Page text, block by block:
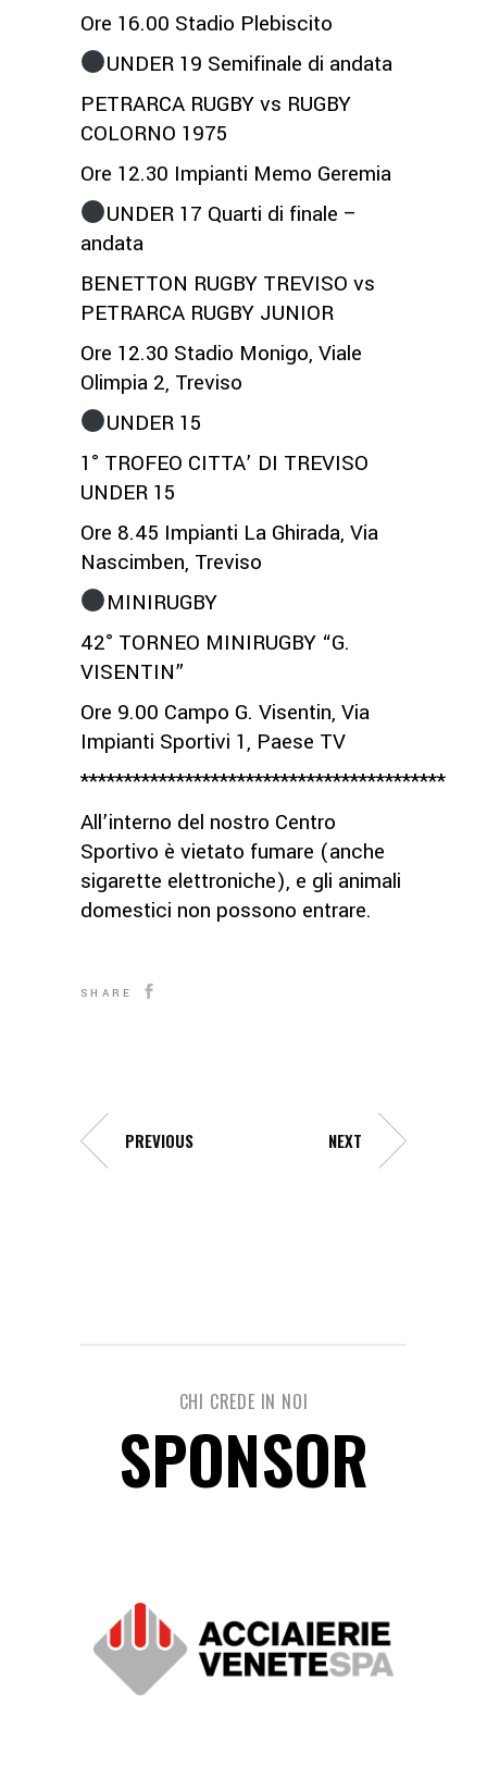
Ore 16.00 Stadio Plebiscito
UNDER 19 Semifinale di andata
PETRARCA RUGBY vs RUGBY
COLORNO 1975
Ore 12.30 Impianti Memo Geremia
UNDER 17 Quarti di finale –
andata
BENETTON RUGBY TREVISO vs
PETRARCA RUGBY JUNIOR
Ore 12.30 Stadio Monigo, Viale
Olimpia 2, Treviso
UNDER 15
1° TROFEO CITTA’ DI TREVISO
UNDER 15
Ore 8.45 Impianti La Ghirada, Via
Nascimben, Treviso
MINIRUGBY
42° TORNEO MINIRUGBY “G.
VISENTIN”
Ore 9.00 Campo G. Visentin, Via
Impianti Sportivi 1, Paese TV
******************************************
All’interno del nostro Centro
Sportivo è vietato fumare (anche
sigarette elettroniche), e gli animali
domestici non possono entrare.
SHARE
PREVIOUS NEXT
CHI CREDE IN NOI
SPONSOR